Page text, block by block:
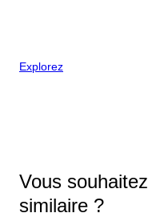
Explorez
Vous
similaire ?